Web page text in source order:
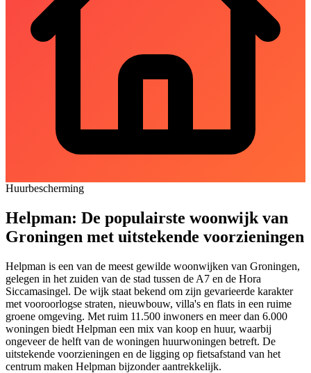
Huurbescherming
Helpman: De populairste woonwijk van
Groningen met uitstekende voorzieningen
Helpman is een van de meest gewilde woonwijken van Groningen,
gelegen in het zuiden van de stad tussen de A7 en de Hora
Siccamasingel. De wijk staat bekend om zijn gevarieerde karakter
met vooroorlogse straten, nieuwbouw, villa's en flats in een ruime
groene omgeving. Met ruim 11.500 inwoners en meer dan 6.000
woningen biedt Helpman een mix van koop en huur, waarbij
ongeveer de helft van de woningen huurwoningen betreft. De
uitstekende voorzieningen en de ligging op fietsafstand van het
centrum maken Helpman bijzonder aantrekkelijk.